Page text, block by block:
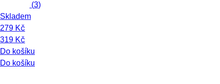
(3)
Skladem
279 Kč
319 Kč
Do košíku
Do košíku